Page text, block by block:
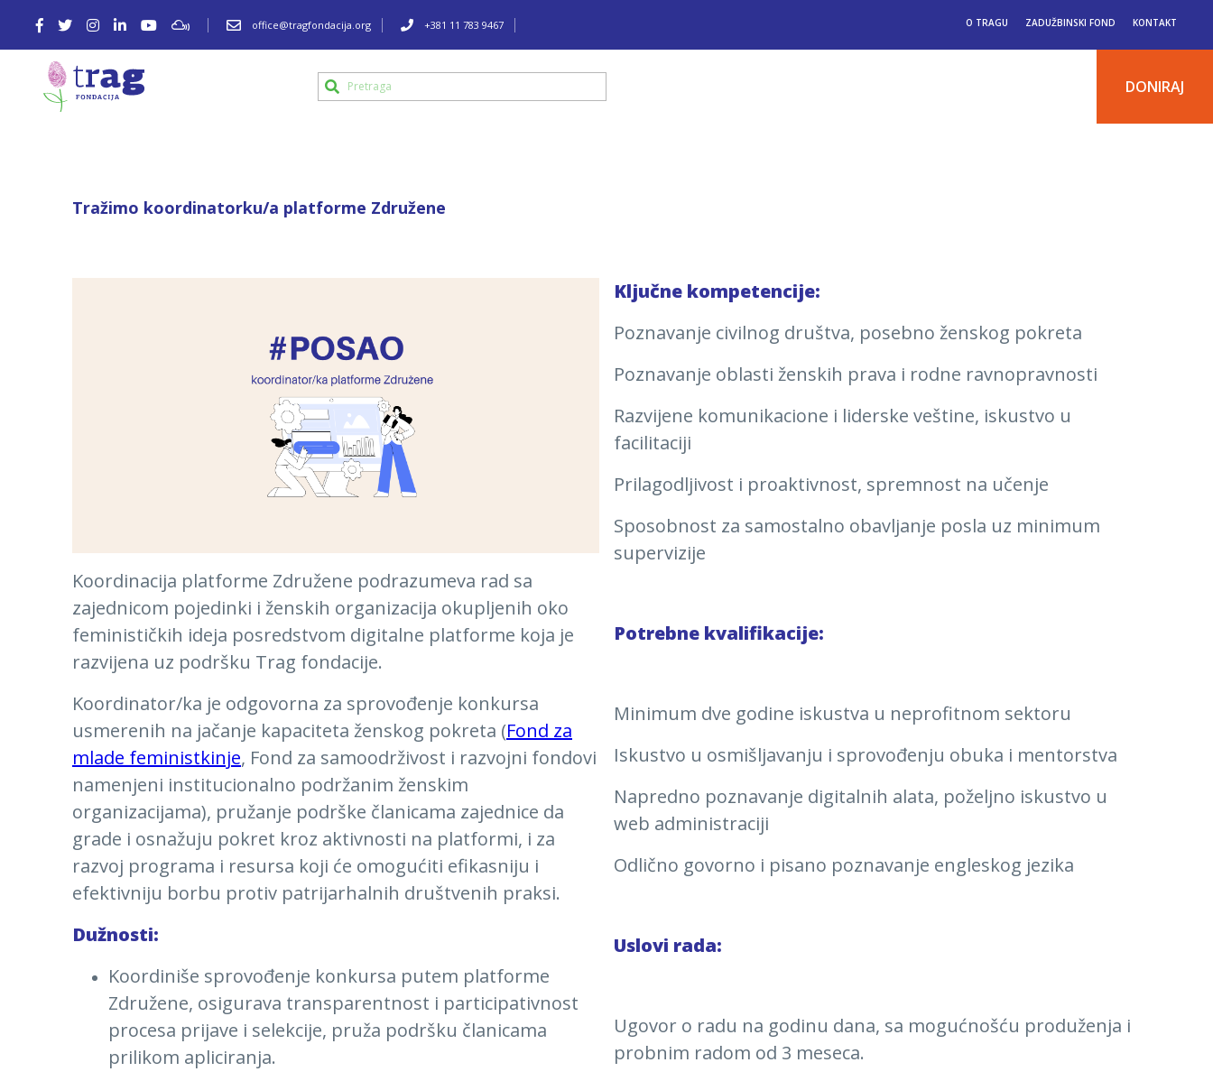
office@tragfondacija.org +381 11 783 9467 O TRAGU ZADUŽBINSKI FOND KONTAKT
DONIRAJ
Tražimo koordinatorku/a platforme Združene
Koordinacija platforme Združene podrazumeva rad sa
zajednicom pojedinki i ženskih organizacija okupljenih oko
feminističkih ideja posredstvom digitalne platforme koja je
razvijena uz podršku Trag fondacije.
Koordinator/ka je odgovorna za sprovođenje konkursa
usmerenih na jačanje kapaciteta ženskog pokreta (Fond za
mlade feministkinje, Fond za samoodrživost i razvojni fondovi
namenjeni institucionalno podržanim ženskim
organizacijama), pružanje podrške članicama zajednice da
grade i osnažuju pokret kroz aktivnosti na platformi, i za
razvoj programa i resursa koji će omogućiti efikasniju i
efektivniju borbu protiv patrijarhalnih društvenih praksi.
Dužnosti:
Koordiniše sprovođenje konkursa putem platforme
Združene, osigurava transparentnost i participativnost
procesa prijave i selekcije, pruža podršku članicama
prilikom apliciranja.
Ključne kompetencije:
Poznavanje civilnog društva, posebno ženskog pokreta
Poznavanje oblasti ženskih prava i rodne ravnopravnosti
Razvijene komunikacione i liderske veštine, iskustvo u
facilitaciji
Prilagodljivost i proaktivnost, spremnost na učenje
Sposobnost za samostalno obavljanje posla uz minimum
supervizije
Potrebne kvalifikacije:
Minimum dve godine iskustva u neprofitnom sektoru
Iskustvo u osmišljavanju i sprovođenju obuka i mentorstva
Napredno poznavanje digitalnih alata, poželjno iskustvo u
web administraciji
Odlično govorno i pisano poznavanje engleskog jezika
Uslovi rada:
Ugovor o radu na godinu dana, sa mogućnošću produženja i
probnim radom od 3 meseca.